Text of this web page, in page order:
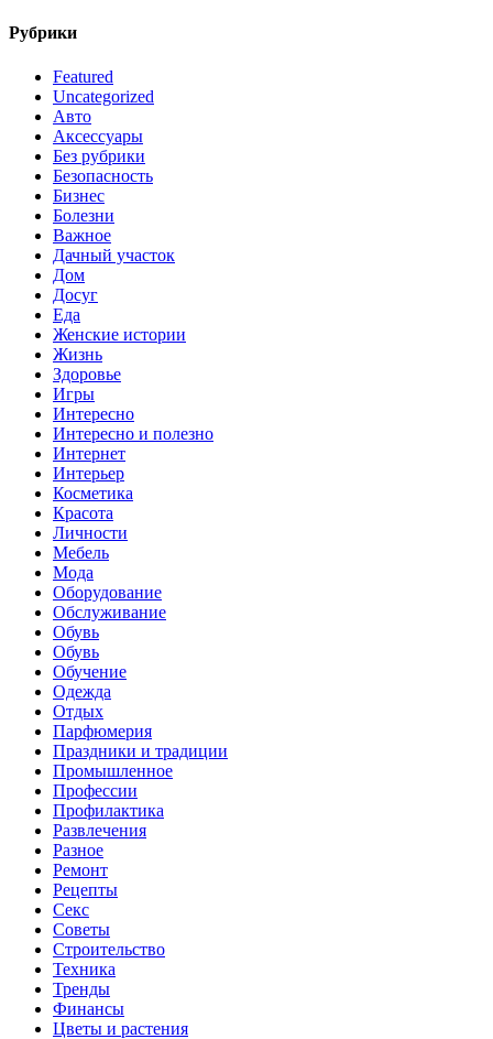
Рубрики
Featured
Uncategorized
Авто
Аксессуары
Без рубрики
Безопасность
Бизнес
Болезни
Важное
Дачный участок
Дом
Досуг
Еда
Женские истории
Жизнь
Здоровье
Игры
Интересно
Интересно и полезно
Интернет
Интерьер
Косметика
Красота
Личности
Мебель
Мода
Оборудование
Обслуживание
Обувь
Обувь
Обучение
Одежда
Отдых
Парфюмерия
Праздники и традиции
Промышленное
Профессии
Профилактика
Развлечения
Разное
Ремонт
Рецепты
Секс
Советы
Строительство
Техника
Тренды
Финансы
Цветы и растения